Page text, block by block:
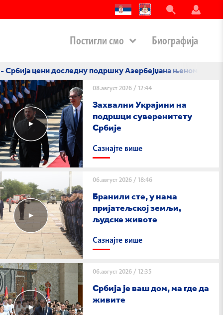
Постигли смо Биографија
Азербејџана њеном суверенитету
08.август 2026/ 12:44
Захвални Украјини на
подршци суверенитету
Србије
Сазнајте више
06.август 2026/ 18:46
Бранили сте, у нама
пријатељској земљи,
људске животе
Сазнајте више
06.август 2026/ 12:35
Србија је ваш дом, ма где да
живите